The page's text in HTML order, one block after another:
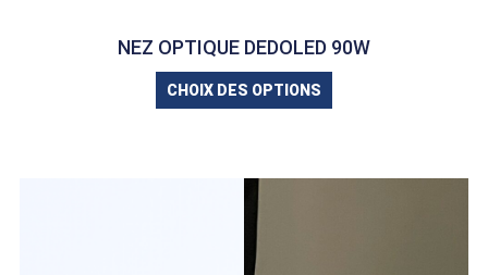
NEZ OPTIQUE DEDOLED 90W
CHOIX DES OPTIONS